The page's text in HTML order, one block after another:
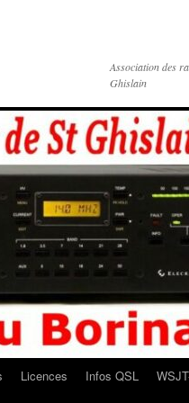
Association des
Ghislain
Licences Infos QSL